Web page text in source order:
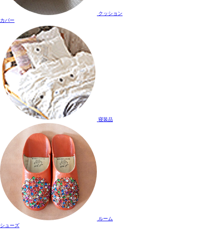
クッション
カバー
寝装品
ルーム
シューズ